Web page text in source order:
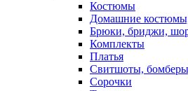
Костюмы
Домашние
Брюки, бриджи,
Комплекты
Платья
Свитшоты,
Сорочки